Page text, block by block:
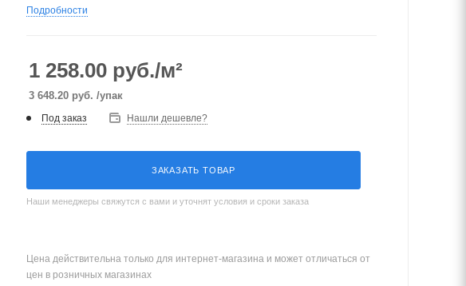
Подробности
1 258.00 руб./м²
3 648.20 руб. /упак
Под заказ Нашли дешевле?
ЗАКАЗАТЬ ТОВАР
Наши менеджеры свяжутся с вами и уточнят условия и сроки заказа
Цена действительна только для интернет-магазина и может отличаться от
цен в розничных магазинах